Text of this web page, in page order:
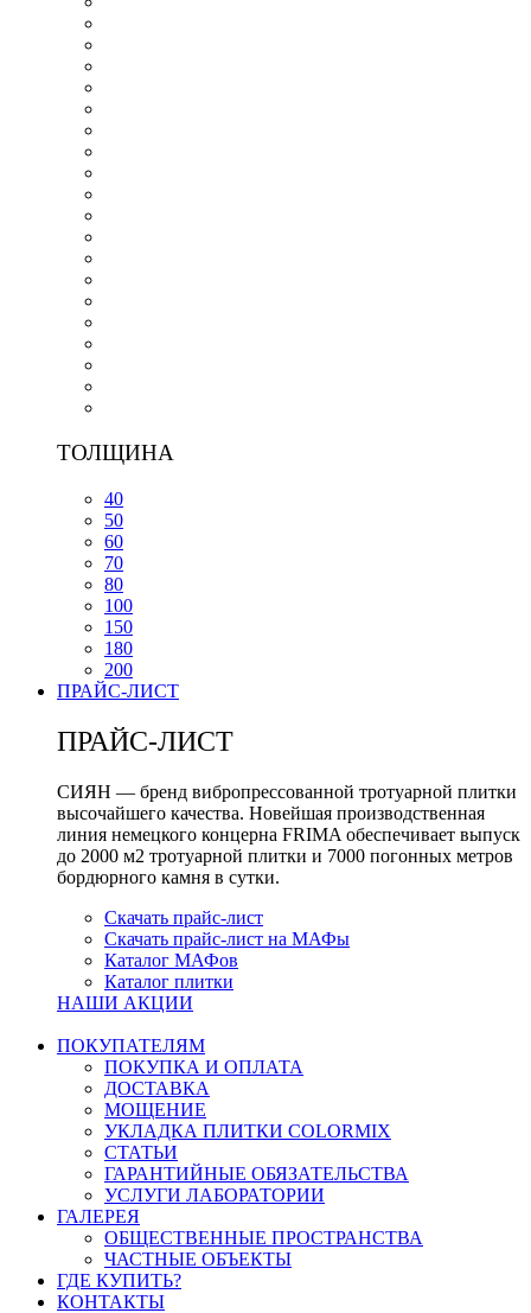
ТОЛЩИНА
40
50
60
70
80
100
150
180
200
ПРАЙС-ЛИСТ
ПРАЙС-ЛИСТ
СИЯН — бренд вибропрессованной тротуарной плитки
высочайшего качества. Новейшая производственная
линия немецкого концерна FRIMA обеспечивает выпуск
до 2000 м2 тротуарной плитки и 7000 погонных метров
бордюрного камня в сутки.
Скачать прайс-лист
Скачать прайс-лист на МАФы
Каталог МАФов
Каталог плитки
НАШИ АКЦИИ
ПОКУПАТЕЛЯМ
ПОКУПКА И ОПЛАТА
ДОСТАВКА
МОЩЕНИЕ
УКЛАДКА ПЛИТКИ COLORMIX
СТАТЬИ
ГАРАНТИЙНЫЕ ОБЯЗАТЕЛЬСТВА
УСЛУГИ ЛАБОРАТОРИИ
ГАЛЕРЕЯ
ОБЩЕСТВЕННЫЕ ПРОСТРАНСТВА
ЧАСТНЫЕ ОБЪЕКТЫ
ГДЕ КУПИТЬ?
КОНТАКТЫ